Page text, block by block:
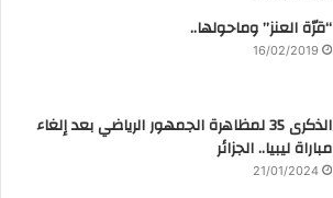
“قرّة العنز” وماحولها..
16/02/2019
الذكرى 35 لمظاهرة الجمهور الرياضي بعد إلغاء
مباراة ليبيا.. الجزائر
21/01/2024